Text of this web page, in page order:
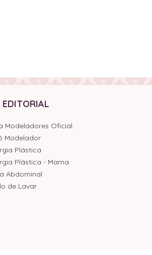
EDITORIAL
Modeladores Oficial
Modelador
Plástica
Plástica - Mama
Abdominal
de Lavar